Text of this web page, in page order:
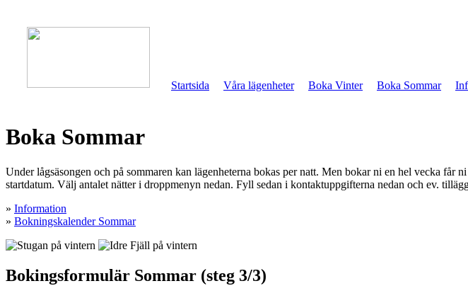
Startsida Våra lägenheter Boka Vinter Boka Sommar
Boka Sommar
Under lågsäsongen och på sommaren kan lägenheterna bokas per natt. Men bokar ni en hel vecka
startdatum. Välj antalet nätter i droppmenyn nedan. Fyll sedan i kontaktuppgifterna nedan och ev.
» Information
» Bokningskalender Sommar
Bokingsformulär Sommar (steg 3/3)